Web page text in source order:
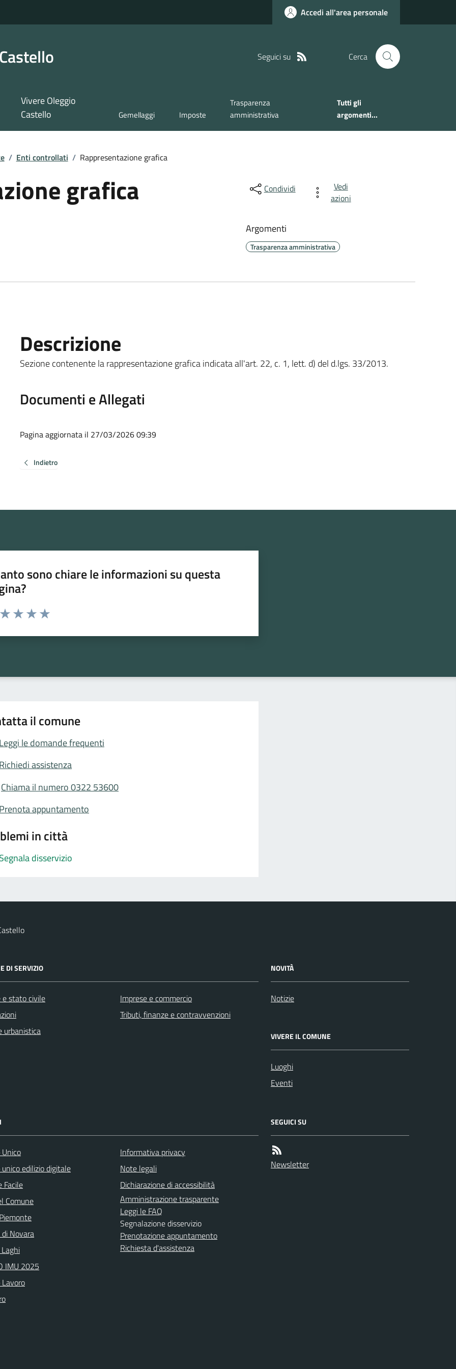
Accedi all'area personale
Seguici su Cerca
Vivere Oleggio
Castello
Gemellaggi Imposte
Trasparenza
amministrativa
Tutti gli
argomenti...
/ Enti controllati / Rappresentazione grafica
grafica Condividi
Vedi
azioni
Argomenti
Trasparenza amministrativa
Descrizione
Sezione contenente la rappresentazione grafica indicata all'art. 22, c. 1, lett. d) del d.lgs. 33/2013.
Documenti e Allegati
Pagina aggiornata il 27/03/2026 09:39
Indietro
sono chiare le informazioni su questa
da 1 a 5 stelle la pagina
il comune
Leggi le domande frequenti
Richiedi assistenza
Chiama il numero 0322 53600
Prenota appuntamento
in città
Segnala disservizio
DI SERVIZIO
e stato civile
urbanistica
Imprese e commercio
Tributi, finanze e contravvenzioni
NOVITÀ
Notizie
VIVERE IL COMUNE
Luoghi
Eventi
edilizio digitale
Facile
Comune
Novara
IMU 2025
Informativa privacy
Note legali
Dichiarazione di accessibilità
Amministrazione trasparente
Leggi le FAQ
Segnalazione disservizio
Prenotazione appuntamento
Richiesta d'assistenza
SEGUICI SU
Newsletter